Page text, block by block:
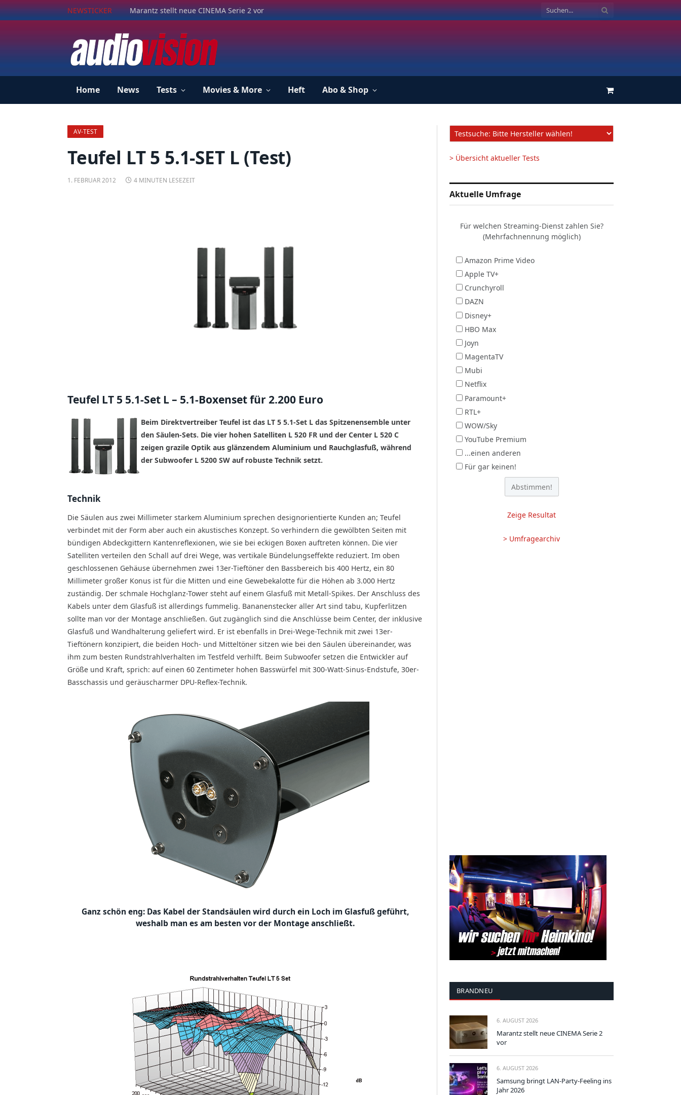
NEWSTICKER Marantz stellt neue CINEMA Serie 2 vor
Home News Tests Movies & More Heft Abo & Shop Einkaufswagen
AV-TEST
Teufel LT 5 5.1-SET L (Test)
1. FEBRUAR 2012 4 MINUTEN LESEZEIT
Teufel LT 5 5.1-Set L – 5.1-Boxenset für 2.200 Euro
Beim Direktvertreiber Teufel ist das LT 5 5.1-Set L das Spitzenensemble unter
den Säulen-Sets. Die vier hohen Satelliten L 520 FR und der Center L 520 C
zeigen grazile Optik aus glänzendem Aluminium und Rauchglasfuß, während
der Subwoofer L 5200 SW auf robuste Technik setzt.
Technik
Die Säulen aus zwei Millimeter starkem Aluminium sprechen designorientierte Kunden an; Teufel
verbindet mit der Form aber auch ein akustisches Konzept. So verhindern die gewölbten Seiten mit
bündigen Abdeckgittern Kantenreflexionen, wie sie bei eckigen Boxen auftreten können. Die vier
Satelliten verteilen den Schall auf drei Wege, was vertikale Bündelungseffekte reduziert. Im oben
geschlossenen Gehäuse übernehmen zwei 13er-Tieftöner den Bassbereich bis 400 Hertz, ein 80
Millimeter großer Konus ist für die Mitten und eine Gewebekalotte für die Höhen ab 3.000 Hertz
zuständig. Der schmale Hochglanz-Tower steht auf einem Glasfuß mit Metall-Spikes. Der Anschluss des
Kabels unter dem Glasfuß ist allerdings fummelig. Bananen­stecker aller Art sind tabu, Kupferlitzen
sollte man vor der Montage anschließen. Gut zugänglich sind die Anschlüsse beim Center, der inklusive
Glasfuß und Wandhalterung geliefert wird. Er ist ebenfalls in Drei-Wege-Technik mit zwei 13er-
Tieftönern konzipiert, die beiden Hoch- und Mitteltöner sitzen wie bei den Säulen übereinander, was
ihm zum besten Rundstrahlverhalten im Testfeld verhilft. Beim Subwoofer setzen die Entwickler auf
Größe und Kraft, sprich: auf einen 60 Zentimeter hohen Basswürfel mit 300-Watt-Sinus-Endstufe, 30er-
Basschassis und geräuscharmer DPU-Reflex-Technik.
Ganz schön eng: Das Kabel der Standsäulen wird durch ein Loch im Glasfuß geführt,
weshalb man es am besten vor der Montage anschließt.
> Übersicht aktueller Tests
Aktuelle Umfrage
Für welchen Streaming-Dienst zahlen Sie?
(Mehrfachnennung möglich)
Amazon Prime Video
Apple TV+
Crunchyroll
DAZN
Disney+
HBO Max
Joyn
MagentaTV
Mubi
Netflix
Paramount+
RTL+
WOW/Sky
YouTube Premium
...einen anderen
Für gar keinen!
Zeige Resultat
> Umfragearchiv
BRANDNEU
6. AUGUST 2026
Marantz stellt neue CINEMA Serie 2
vor
6. AUGUST 2026
Samsung bringt LAN-Party-Feeling ins
Jahr 2026